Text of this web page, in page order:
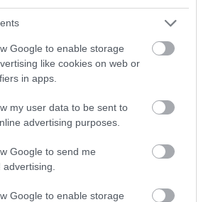
Google to enable storage
like cookies on web or
in apps.
my user data to be sent to
advertising purposes.
Google to send me
Google to enable storage